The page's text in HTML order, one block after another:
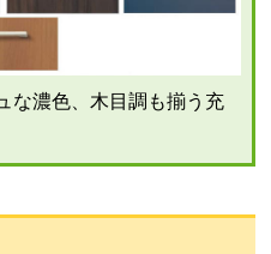
な濃色、木目調も揃う充